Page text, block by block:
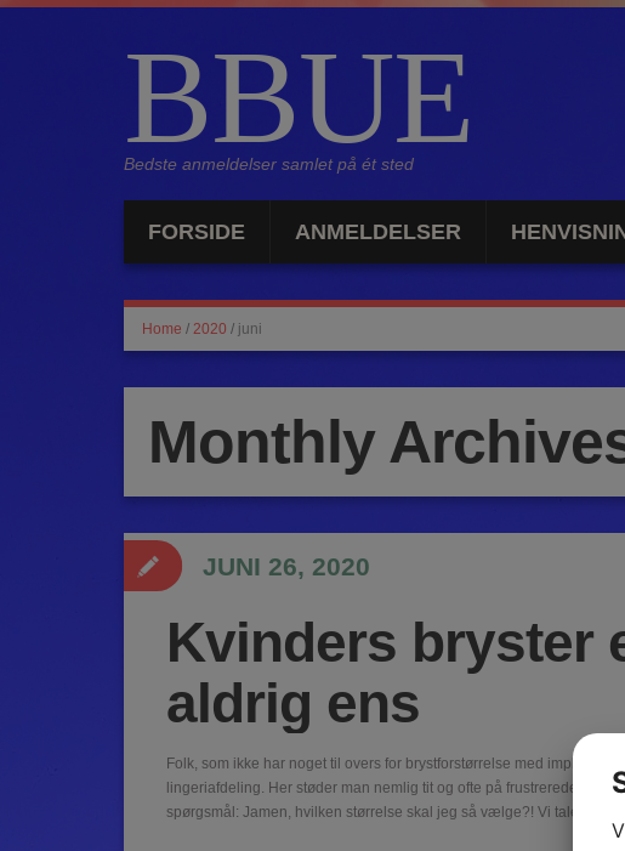
BBUE
Bedste anmeldelser samlet på ét sted
FORSIDE ANMELDELSER
Home / 2020 / juni
Monthly
Kvinders bryster
aldrig ens
Folk, som ikke har noget til overs for brystforstørrelse med implantat,
lingeriafdeling. Her støder man nemlig tit og ofte på frustrerede
spørgsmål: Jamen, hvilken størrelse skal jeg så vælge?! Vi taler her
JUNI 26, 2020